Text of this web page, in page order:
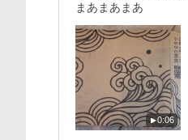
まあまあまあ
0:06